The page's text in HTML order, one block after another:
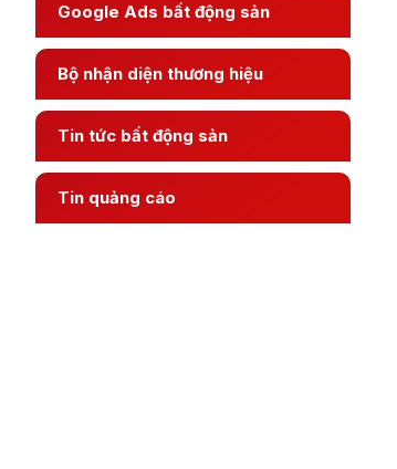
Google Ads bất động sản
Bộ nhận diện thương hiệu
Tin tức bất động sản
Tin quảng cáo